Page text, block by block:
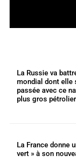
La Russie va
mondial dont elle
passée avec ce
plus gros
La France donne
vert » à son